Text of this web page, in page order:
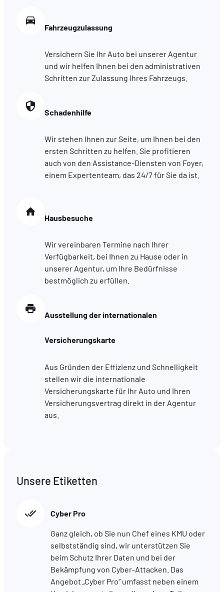
Fahrzeugzulassung
Versichern Sie Ihr Auto bei unserer Agentur
und wir helfen Ihnen bei den administrativen
Schritten zur Zulassung Ihres Fahrzeugs.
Schadenhilfe
Wir stehen Ihnen zur Seite, um Ihnen bei den
ersten Schritten zu helfen. Sie profitieren
auch von den Assistance-Diensten von Foyer,
einem Expertenteam, das 24/7 für Sie da ist.
Hausbesuche
Wir vereinbaren Termine nach Ihrer
Verfügbarkeit, bei Ihnen zu Hause oder in
unserer Agentur, um Ihre Bedürfnisse
bestmöglich zu erfüllen.
Ausstellung der internationalen
Versicherungskarte
Aus Gründen der Effizienz und Schnelligkeit
stellen wir die internationale
Versicherungskarte für Ihr Auto und Ihren
Versicherungsvertrag direkt in der Agentur
aus.
Unsere Etiketten
Cyber Pro
Ganz gleich, ob Sie nun Chef eines KMU oder
selbstständig sind, wir unterstützen Sie
beim Schutz Ihrer Daten und bei der
Bekämpfung von Cyber-Attacken. Das
Angebot „Cyber Pro“ umfasst neben einem